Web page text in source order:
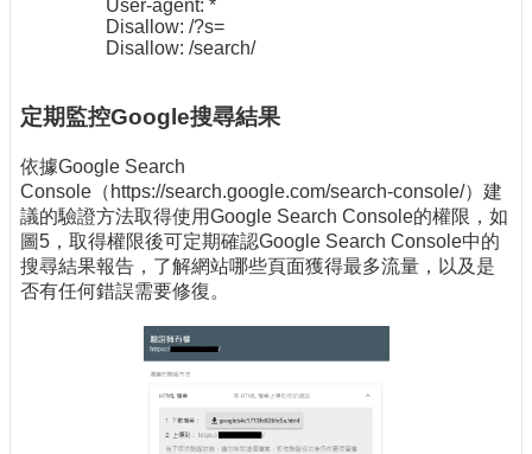
User-agent: *
Disallow: /?s=
Disallow: /search/
定期監控Google搜尋結果
依據Google Search
Console（https://search.google.com/search-console/）建
議的驗證方法取得使用Google Search Console的權限，如
圖5，取得權限後可定期確認Google Search Console中的
搜尋結果報告，了解網站哪些頁面獲得最多流量，以及是
否有任何錯誤需要修復。